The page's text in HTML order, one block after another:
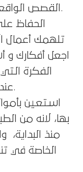
القصص الواقعية دافع وحماسة لا مثيل لها.
الحفاظ
تلهمك أعمال
اجعل أفكارك و
الفكرة
عندما تكون جديدة و لا مثيل لها.
استعين
بها، لانه من
منذ
الخاصة في